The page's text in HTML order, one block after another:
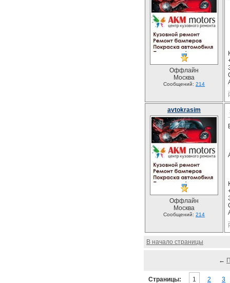
Оффлайн
Москва
Сообщений: 214
avtokrasim
Оффлайн
Москва
Сообщений: 214
В начало страницы
←
Страницы: 1 2 3